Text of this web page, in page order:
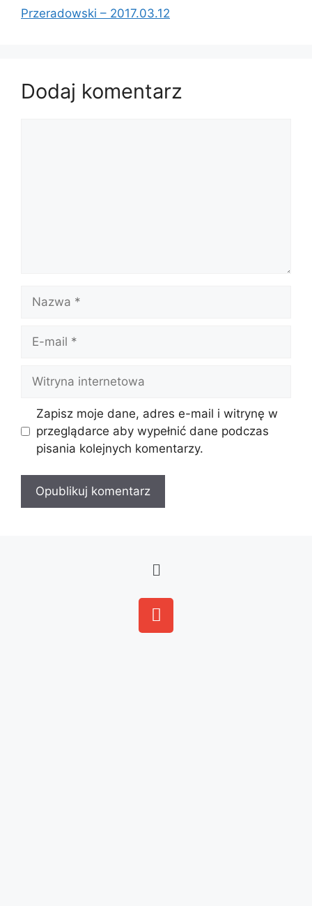
Przeradowski – 2017.03.12
Dodaj komentarz
Zapisz moje dane, adres e-mail i witrynę w
przeglądarce aby wypełnić dane podczas
pisania kolejnych komentarzy.